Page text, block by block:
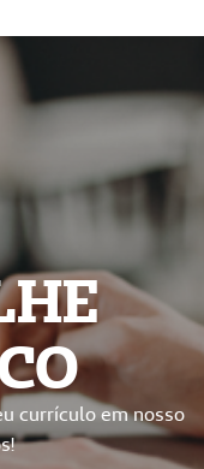
currículo em nosso